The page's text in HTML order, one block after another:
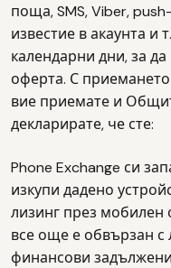
поща, SMS, Viber,
известие в акаунта и
календарни дни, за
оферта. С
вие приемате и
декларирате, че сте:
Phone Exchange си
изкупи дадено
лизинг през мобилен
все още е обвързан с
финансови